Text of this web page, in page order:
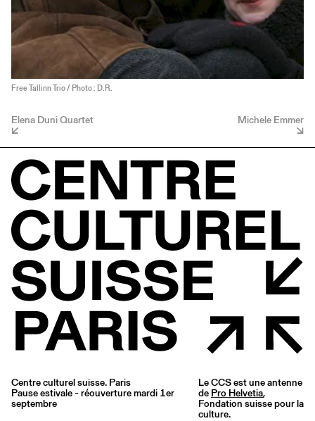
Free Tallinn Trio / Photo : D.R.
Elena Duni Quartet Michele Emmer
Centre culturel suisse. Paris
Pause estivale - réouverture mardi 1er
septembre
Le CCS est une antenne
de Pro Helvetia,
Fondation suisse pour la
culture.